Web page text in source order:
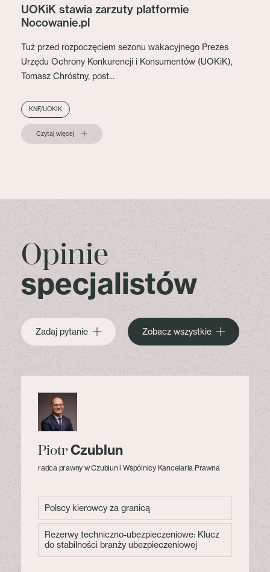
UOKiK stawia zarzuty platformie
Nocowanie.pl
Tuż przed rozpoczęciem sezonu wakacyjnego Prezes
Urzędu Ochrony Konkurencji i Konsumentów (UOKiK),
Tomasz Chróstny, post...
KNF/UOKIK
Czytaj więcej
Opinie
specjalistów
Zadaj pytanie Zobacz wszystkie
PiotrCzublun
radca prawny w Czublun i Wspólnicy Kancelaria Prawna
Polscy kierowcy za granicą
Rezerwy techniczno-ubezpieczeniowe: Klucz
do stabilności branży ubezpieczeniowej